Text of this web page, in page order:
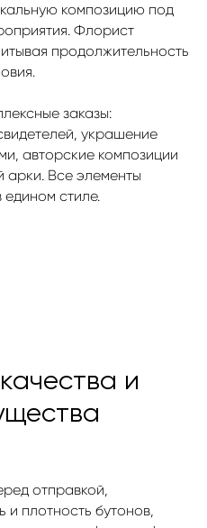
композицию под
Флорист
продолжительность
заказы:
украшение
авторские композиции
арки. Все элементы
стиле.
и
отправкой,
и плотность бутонов,